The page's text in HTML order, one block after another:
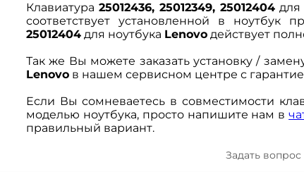
Клавиатура25012436, 25012349, 25012404 для
соответствует установленной в ноутбук
25012404 для ноутбука Lenovo действует
Так же Вы можете заказать установку /
Lenovo в нашем сервисном центре с
Если Вы сомневаетесь в совместимости
моделью ноутбука, просто напишите нам в
правильный вариант.
Задать вопрос